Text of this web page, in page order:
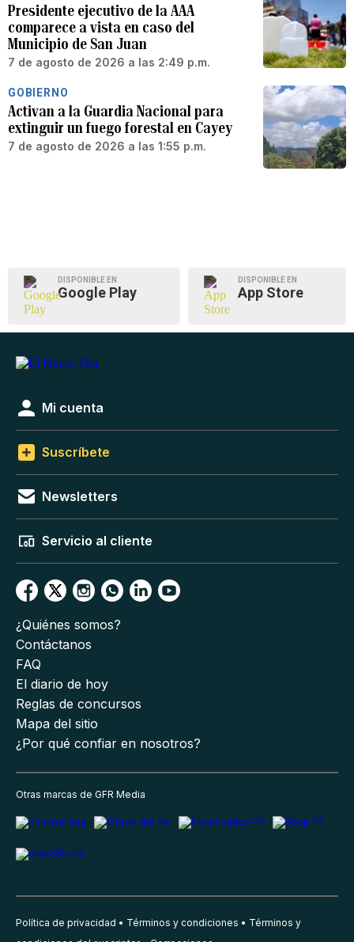
Presidente ejecutivo de la AAA
comparece a vista en caso del
Municipio de San Juan
7 de agosto de 2026 a las 2:49 p.m.
GOBIERNO
Activan a la Guardia Nacional para
extinguir un fuego forestal en Cayey
7 de agosto de 2026 a las 1:55 p.m.
DISPONIBLE EN
Google Play
DISPONIBLE EN
App Store
Mi cuenta
Suscríbete
Newsletters
Servicio al cliente
¿Quiénes somos?
Contáctanos
FAQ
El diario de hoy
Reglas de concursos
Mapa del sitio
¿Por qué confiar en nosotros?
Otras marcas de GFR Media
Política de privacidad Términos y condiciones
Términos y